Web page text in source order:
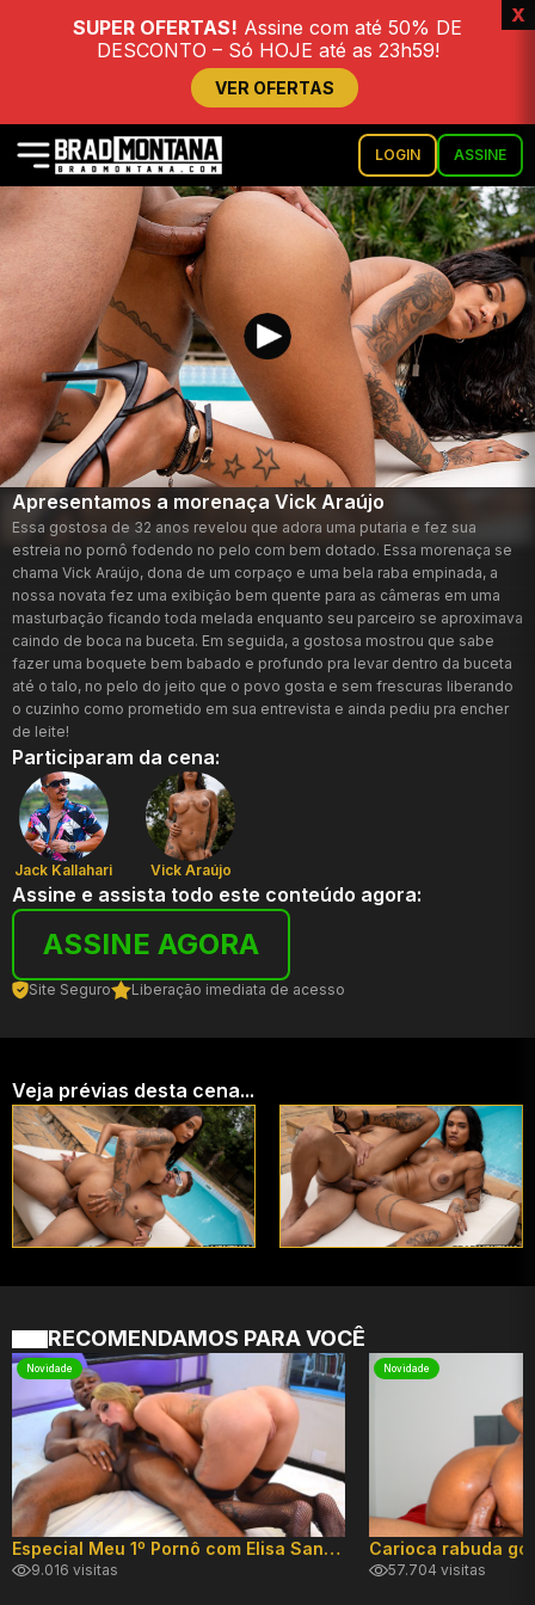
SUPER OFERTAS! Assine com até 50% DE
DESCONTO – Só HOJE até as 23h59!
VER OFERTAS
x
LOGIN ASSINE
Apresentamos a morenaça Vick Araújo
Essa gostosa de 32 anos revelou que adora uma putaria e fez sua
estreia no pornô fodendo no pelo com bem dotado. Essa morenaça se
chama Vick Araújo, dona de um corpaço e uma bela raba empinada, a
nossa novata fez uma exibição bem quente para as câmeras em uma
masturbação ficando toda melada enquanto seu parceiro se aproximava
caindo de boca na buceta. Em seguida, a gostosa mostrou que sabe
fazer uma boquete bem babado e profundo pra levar dentro da buceta
até o talo, no pelo do jeito que o povo gosta e sem frescuras liberando
o cuzinho como prometido em sua entrevista e ainda pediu pra encher
de leite!
Participaram da cena:
Jack Kallahari Vick Araújo
Assine e assista todo este conteúdo agora:
ASSINE AGORA
Site Seguro Liberação imediata de acesso
Veja prévias desta cena...
RECOMENDAMOS PARA VOCÊ
Novidade
Especial Meu 1º Pornô com Elisa Sanches
9.016 visitas
Novidade
57.704 visitas